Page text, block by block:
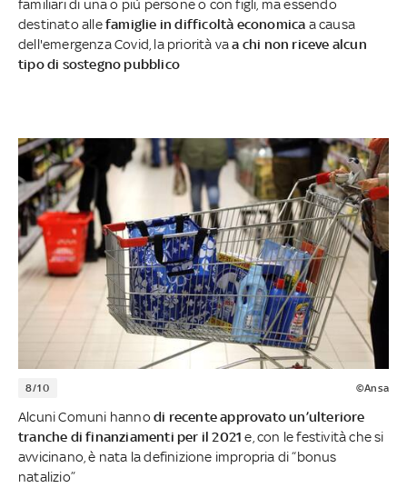
familiari di una o più persone o con figli, ma essendo
destinato allefamiglie in difficoltà economica a causa
dell'emergenza Covid, la priorità vaa chi non riceve alcun
tipo di sostegno pubblico
8/10 ©Ansa
Alcuni Comuni hanno di recente approvato un’ulteriore
tranche di finanziamenti per il 2021 e, con le festività che si
avvicinano, è nata la definizione impropria di “bonus
natalizio”